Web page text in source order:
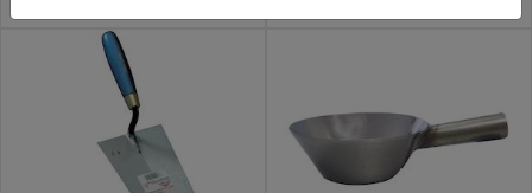
du zulassen möchtest und welche nicht.
Weitere Informationen findest du in unserer
Datenschutzerklärung